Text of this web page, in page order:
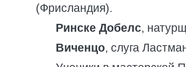
(Фрисландия).
Ринске Добелс,
Виченцо, слуга